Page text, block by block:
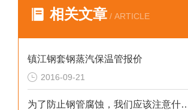
相关文章 / ARTICLE
镇江钢套钢蒸汽保温管报价
2016-09-21
为了防止钢管腐蚀，我们